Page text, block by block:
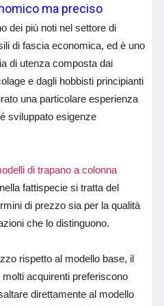
ma preciso
dei più noti nel settore di
di fascia economica, ed è uno
di utenza composta dai
e dagli hobbisti principianti
una particolare esperienza
sviluppato esigenze
di trapano a colonna
fattispecie si tratta del
di prezzo sia per la qualità
che lo distinguono.
rispetto al modello base, il
acquirenti preferiscono
direttamente al modello